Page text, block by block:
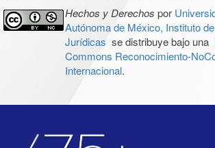
Hechos y Derechos por
Autónoma de México, Instituto
Jurídicas se distribuye bajo una
Commons Reconocimiento-
Internacional.